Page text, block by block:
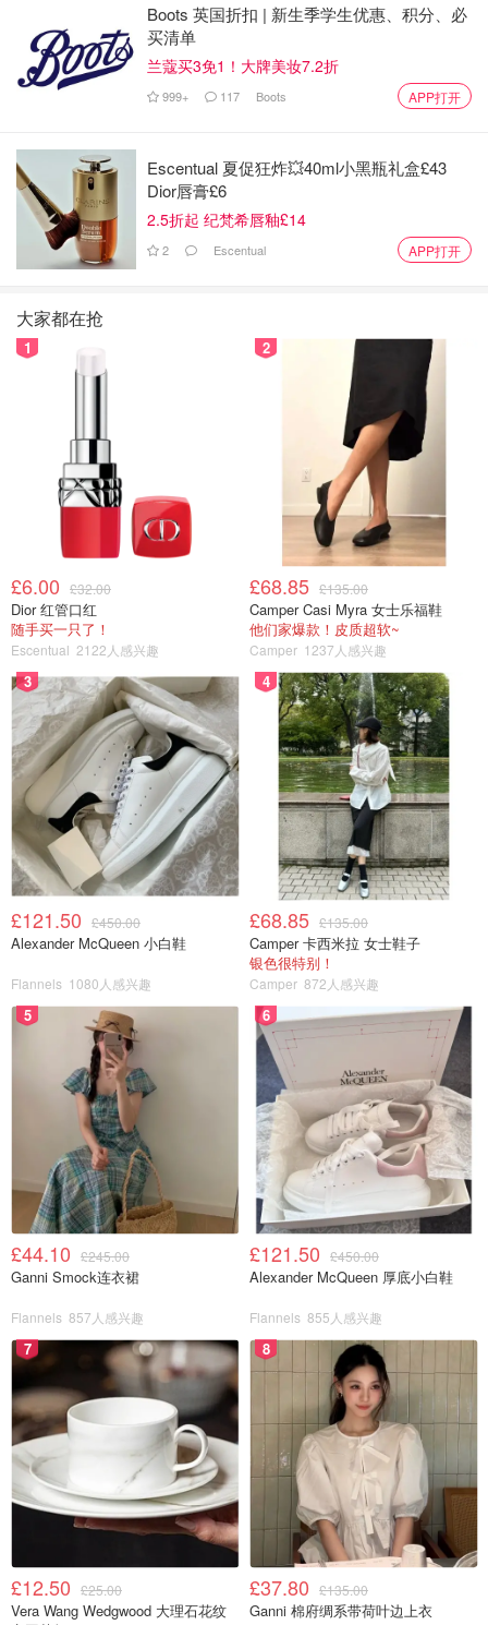
图片来自于@ ，版权属于原作者
这部电影让大家对金钱、爱情、谎言进行了一系列的深思，
是盖茨比何尝不是从这段爱情中体会到了那份年少时的悸动
与甜蜜...
了不起的盖茨比曾获得“奥斯卡最佳艺术指导奖”以及“奥斯
卡最佳服装设计奖”。影片中的画面以及服饰都非常的经典
华丽，浪漫的舞池、绚烂的烟花、众人华丽的衣着...剧中还
有舞女们艳丽低俗的服饰与高阶级女士们典雅精致的服饰的
鲜明对比。总之，了不起的盖茨比是一部视觉盛宴！
图片来自于@ Google，版权属于原作者
图片来自于@ Google，版权属于原作者
3. 裁缝 The Dressmaker
The Dressmaker 讲述了一个从小被冤杀人并被驱逐出小镇
的小女孩蒂莉，时隔多年回到了阔别已久的家乡，开了一家
Boots 英国折扣 | 新生季学生优惠、积分、必
买清单
兰蔻买3免1！大牌美妆7.2折
999+ 117 Boots APP打开
Escentual 夏促狂炸💥40ml小黑瓶礼盒£43
Dior唇膏£6
2.5折起 纪梵希唇釉£14
2 Escentual APP打开
大家都在抢
1
£6.00 £32.00
Dior 红管口红
随手买一只了！
Escentual 2122人感兴趣
2
£68.85 £135.00
Camper Casi Myra 女士乐福鞋
他们家爆款！皮质超软~
Camper 1237人感兴趣
3
£121.50 £450.00
Alexander McQueen 小白鞋
Flannels 1080人感兴趣
4
£68.85 £135.00
Camper 卡西米拉 女士鞋子
银色很特别！
Camper 872人感兴趣
5
£44.10 £245.00
Ganni Smock连衣裙
Flannels 857人感兴趣
6
£121.50 £450.00
Alexander McQueen 厚底小白鞋
Flannels 855人感兴趣
7
£12.50 £25.00
Vera Wang Wedgwood 大理石花纹
8
£37.80 £135.00
Ganni 棉府绸系带荷叶边上衣